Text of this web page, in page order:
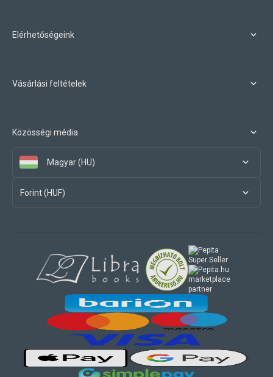
Elérhetőségeink
Vásárlási feltételek
Közösségi média
Magyar (HU)
Forint (HUF)
marketplace
partner